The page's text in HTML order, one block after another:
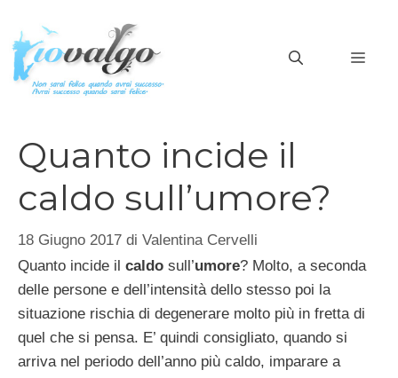
contenuto
Quanto incide il
caldo sull’umore?
18 Giugno 2017 di Valentina Cervelli
Quanto incide il caldo sull’umore? Molto, a seconda
delle persone e dell’intensità dello stesso poi la
situazione rischia di degenerare molto più in fretta di
quel che si pensa. E’ quindi consigliato, quando si
arriva nel periodo dell’anno più caldo, imparare a